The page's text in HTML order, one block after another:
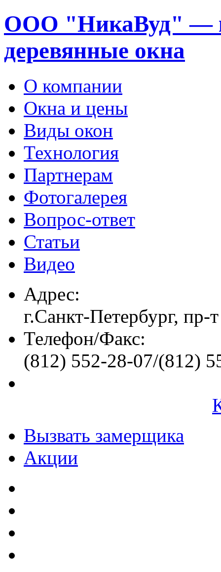
ООО "НикаВуд" —
деревянные окна
О компании
Окна и цены
Виды окон
Технология
Партнерам
Фотогалерея
Вопрос-ответ
Статьи
Видео
Адрес:
г.Санкт-Петербург, пр-
Телефон/Факс:
(812) 552-28-07/(812)
Вызвать замерщика
Акции